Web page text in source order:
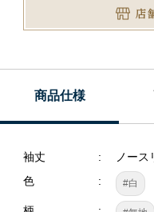
商品仕様
袖丈
ノース
色
#白